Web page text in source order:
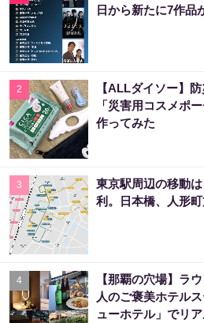
日から新たに7作品
2
【ALLダイソー】
「災害用コスメポ
作ってみた
3
東京駅周辺の移動
利。日本橋、人形
4
【那覇の穴場】ラ
人のご褒美ホテル
ューホテル」でリ